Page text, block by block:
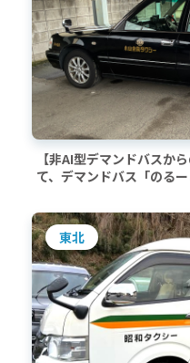
【非AI型デマンドバスか
て、デマンドバス「のる
東北